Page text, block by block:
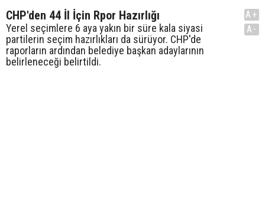
CHP'den 44 İl İçin Rpor Hazırlığı
Yerel seçimlere 6 aya yakın bir süre kala siyasi
partilerin seçim hazırlıkları da sürüyor. CHP'de
raporların ardından belediye başkan adaylarının
belirleneceği belirtildi.
A+
A-